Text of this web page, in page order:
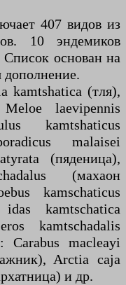
407 видов из
10 эндемиков
основан на
дополнение.
kamtshatica (тля),
laevipennis
kamtshaticus
malaisei
(пяденица),
(махаон
kamschaticus
kamtschatica
kamtschadalis
Carabus macleayi
Arctia caja
и др.